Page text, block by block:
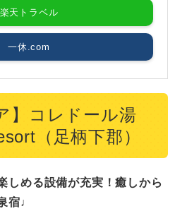
楽天トラベル
一休.com
】コレドール湯
（足柄下郡）
しめる設備が充実！癒しから
宿♩